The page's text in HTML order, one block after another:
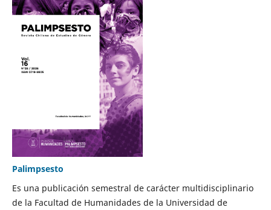
Palimpsesto
Es una publicación semestral de carácter multidisciplinario
de la Facultad de Humanidades de la Universidad de